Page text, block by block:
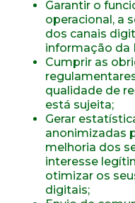
Garantir o
operacional, a
dos canais
informação da
Cumprir as
qualidade de
está sujeita;
Gerar
anonimizadas
melhoria dos
interesse
otimizar os
digitais;